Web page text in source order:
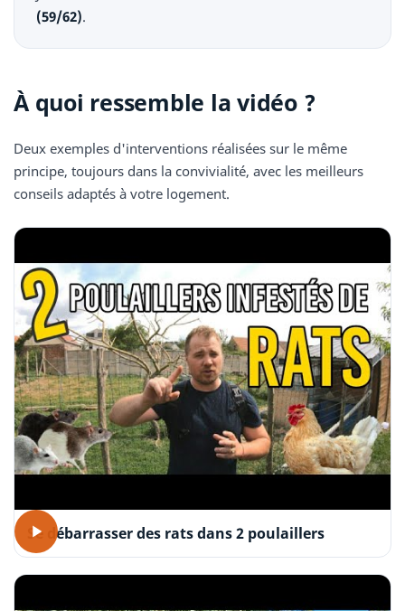
(59/62).
À quoi ressemble la vidéo ?
Deux exemples d'interventions réalisées sur le même
principe, toujours dans la convivialité, avec les meilleurs
conseils adaptés à votre logement.
Se débarrasser des rats dans 2 poulaillers